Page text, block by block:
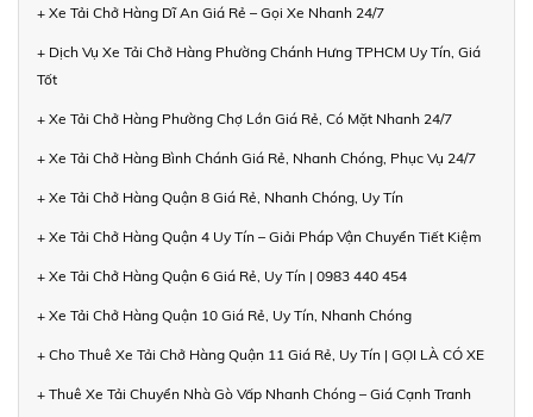
+ Xe Tải Chở Hàng Dĩ An Giá Rẻ – Gọi Xe Nhanh 24/7
+ Dịch Vụ Xe Tải Chở Hàng Phường Chánh Hưng TPHCM Uy Tín, Giá
Tốt
+ Xe Tải Chở Hàng Phường Chợ Lớn Giá Rẻ, Có Mặt Nhanh 24/7
+ Xe Tải Chở Hàng Bình Chánh Giá Rẻ, Nhanh Chóng, Phục Vụ 24/7
+ Xe Tải Chở Hàng Quận 8 Giá Rẻ, Nhanh Chóng, Uy Tín
+ Xe Tải Chở Hàng Quận 4 Uy Tín – Giải Pháp Vận Chuyển Tiết Kiệm
+ Xe Tải Chở Hàng Quận 6 Giá Rẻ, Uy Tín | 0983 440 454
+ Xe Tải Chở Hàng Quận 10 Giá Rẻ, Uy Tín, Nhanh Chóng
+ Cho Thuê Xe Tải Chở Hàng Quận 11 Giá Rẻ, Uy Tín | GỌI LÀ CÓ XE
+ Thuê Xe Tải Chuyển Nhà Gò Vấp Nhanh Chóng – Giá Cạnh Tranh